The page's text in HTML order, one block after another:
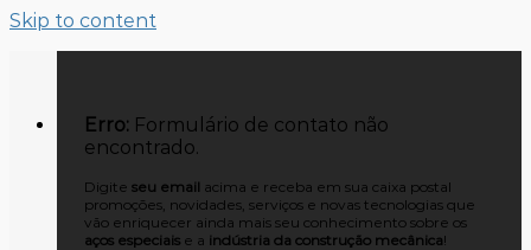
Skip to content
Erro: Formulário de contato não
encontrado.
Digite seu email acima e receba em sua caixa postal
promoções, novidades, serviços e novas tecnologias que
vão enriquecer ainda mais seu conhecimento sobre os
aços especiais e a indústria da construção mecânica!